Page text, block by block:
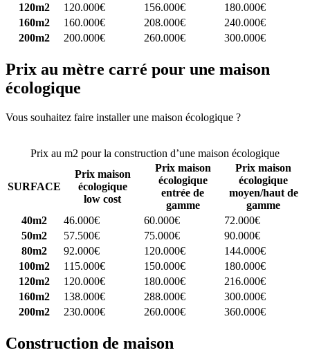
120m2
120.000€ 156.000€
180.000€
160m2
160.000€ 208.000€
240.000€
200m2
200.000€ 260.000€ 300.000€
Prix au mètre carré pour une maison
écologique
Vous souhaitez faire installer une maison écologique ?
Prix au m2 pour la construction d’une maison écologique
SURFACE
Prix maison
écologique
low cost
Prix maison
écologique
entrée de
gamme
Prix maison
écologique
moyen/haut de
gamme
40m2
46.000€ 60.000€
72.000€
50m2
57.500€ 75.000€
90.000€
80m2
92.000€ 120.000€
144.000€
100m2
115.000€ 150.000€
180.000€
120m2
120.000€ 180.000€
216.000€
160m2
138.000€ 288.000€
300.000€
200m2
230.000€ 260.000€ 360.000€
Construction de maison